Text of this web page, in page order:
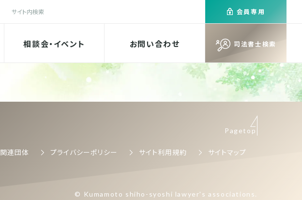
司法書士検索
相談会・イベント お問い合わせ
検索 会員専用
関連団体 プライバシーポリシー サイト利用規約 サイトマップ
Pagetop
© Kumamoto shiho-syoshi lawyer's associations.